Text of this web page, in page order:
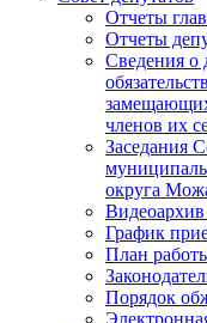
Отчеты
Отчеты
Сведения о
членов их
Заседания
округа
Видеоархив
График
План
Порядок